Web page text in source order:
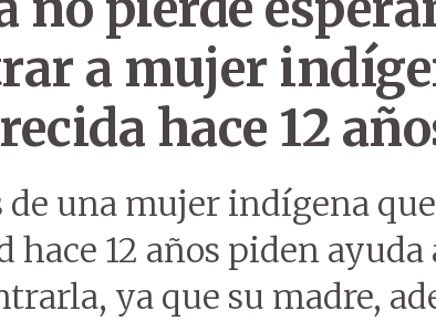
a mujer
hace 12
una mujer indígena
hace 12 años piden
ya que su madre,